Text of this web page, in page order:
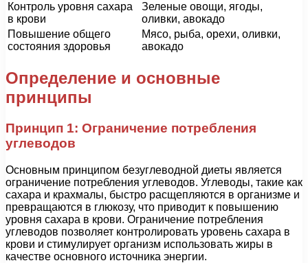
Контроль уровня сахара
в крови
Зеленые овощи, ягоды,
оливки, авокадо
Повышение общего
состояния здоровья
Мясо, рыба, орехи, оливки,
авокадо
Определение и основные
принципы
Принцип 1: Ограничение потребления
углеводов
Основным принципом безуглеводной диеты является
ограничение потребления углеводов. Углеводы, такие как
сахара и крахмалы, быстро расщепляются в организме и
превращаются в глюкозу, что приводит к повышению
уровня сахара в крови. Ограничение потребления
углеводов позволяет контролировать уровень сахара в
крови и стимулирует организм использовать жиры в
качестве основного источника энергии.